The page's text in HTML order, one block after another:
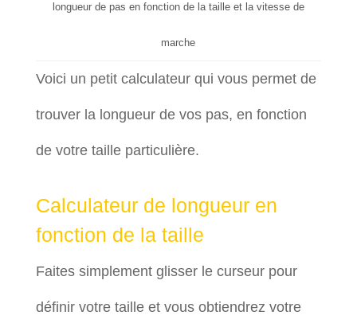
longueur de pas en fonction de la taille et la vitesse de
marche
Voici un petit calculateur qui vous permet de
trouver la longueur de vos pas, en fonction
de votre taille particulière.
Calculateur de longueur en
fonction de la taille
Faites simplement glisser le curseur pour
définir votre taille et vous obtiendrez votre